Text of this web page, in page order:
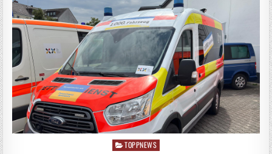
Posted
TOPPNEWS